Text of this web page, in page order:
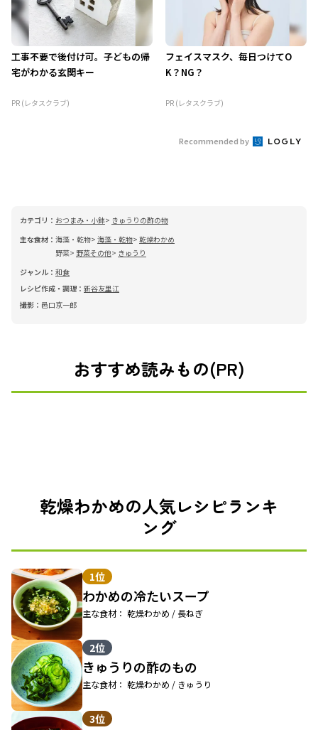
工事不要で後付け可。子どもの帰
宅がわかる玄関キー
PR (レタスクラブ)
フェイスマスク、毎日つけてO
K？NG？
PR (レタスクラブ)
Recommended by
カテゴリ： おつまみ・小鉢
きゅうりの酢の物
主な食材： 海藻・乾物 海藻・乾物 乾燥わかめ
野菜
野菜その他
きゅうり
ジャンル： 和食
レシピ作成・調理： 新谷友里江
撮影： 邑口京一郎
おすすめ読みもの(PR)
乾燥わかめの人気レシピランキ
ング
1位
わかめの冷たいスープ
主な食材： 乾燥わかめ / 長ねぎ
2位
きゅうりの酢のもの
主な食材： 乾燥わかめ / きゅうり
3位